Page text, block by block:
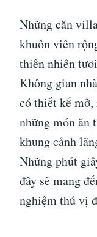
Những căn
khuôn viên
thiên nhiên
Không gian
có thiết kế mở,
những món ăn
khung cảnh
Những phút
đây sẽ mang
nghiệm thú vị